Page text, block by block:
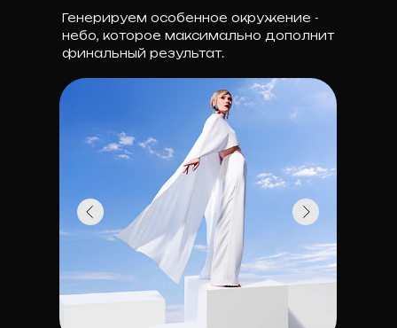
Генерируем особенное окружение -
небо, которое максимально дополнит
финальный результат.